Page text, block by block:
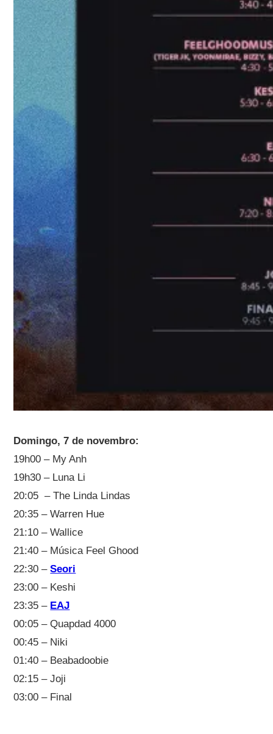
Domingo, 7 de novembro:
19h00 – My Anh
19h30 – Luna Li
20:05 – The Linda Lindas
20:35 – Warren Hue
21:10 – Wallice
21:40 – Música Feel Ghood
22:30 –Seori
23:00 – Keshi
23:35 – EAJ
00:05 – Quapdad 4000
00:45 – Niki
01:40 – Beabadoobie
02:15 – Joji
03:00 – Final